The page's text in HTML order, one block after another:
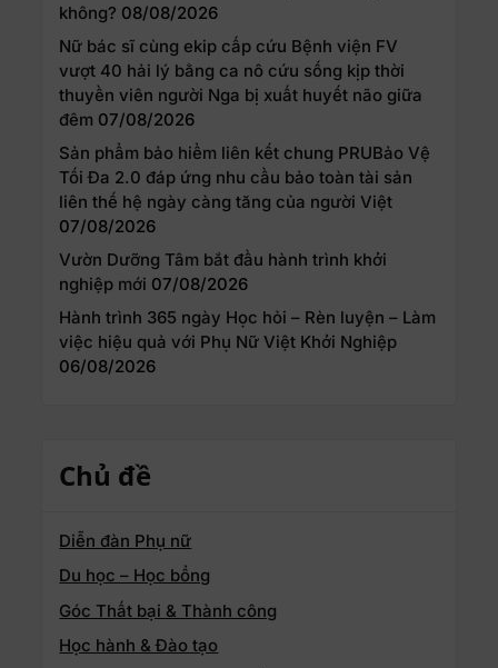
không? 08/08/2026
Nữ bác sĩ cùng ekip cấp cứu Bệnh viện FV
vượt 40 hải lý bằng ca nô cứu sống kịp thời
thuyền viên người Nga bị xuất huyết não giữa
đêm 07/08/2026
Sản phẩm bảo hiểm liên kết chung PRUBảo Vệ
Tối Đa 2.0 đáp ứng nhu cầu bảo toàn tài sản
liên thế hệ ngày càng tăng của người Việt
07/08/2026
Vườn Dưỡng Tâm bắt đầu hành trình khởi
nghiệp mới 07/08/2026
Hành trình 365 ngày Học hỏi – Rèn luyện – Làm
việc hiệu quả với Phụ Nữ Việt Khởi Nghiệp
06/08/2026
Chủ đề
Diễn đàn Phụ nữ
Du học – Học bổng
Góc Thất bại & Thành công
Học hành & Đào tạo